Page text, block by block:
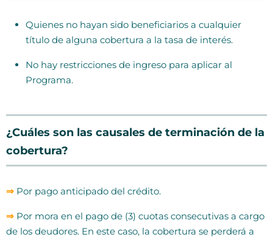
Quienes no hayan sido beneficiarios a cualquier
título de alguna cobertura a la tasa de interés.
No hay restricciones de ingreso para aplicar al
Programa.
¿Cuáles son las causales de terminación de la
cobertura?
⇒ Por pago anticipado del crédito.
⇒ Por mora en el pago de (3) cuotas consecutivas a cargo
de los deudores. En este caso, la cobertura se perderá a